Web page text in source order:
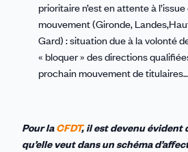
prioritaire n’est en attente à
mouvement (Gironde,
Gard) : situation due à la volonté
« bloquer » des directions
prochain mouvement de titulaires…
Pour laCFDT, il est devenu évident
qu’elle veut dans un schéma